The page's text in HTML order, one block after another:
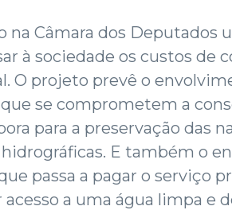
na Câmara dos Deputados
à sociedade os custos de
O projeto prevê o
se comprometem a
para a preservação das
hidrográficas. E também o
passa a pagar o serviço
a uma água limpa e